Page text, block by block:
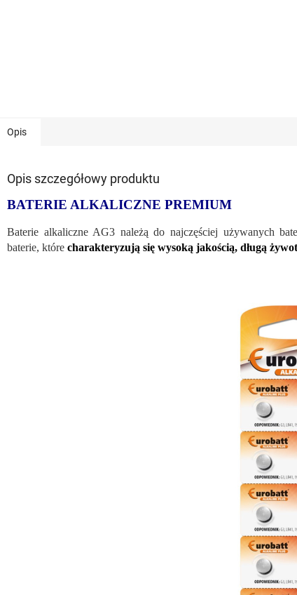
Opis
Opis szczegółowy produktu
BATERIE ALKALICZNE PREMIUM
Baterie alkaliczne AG3 należą do najczęściej używanych
baterie, które charakteryzują się wysoką jakością, długą